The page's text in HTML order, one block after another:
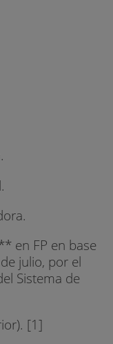
en FP en base
julio, por el
Sistema de
[1]